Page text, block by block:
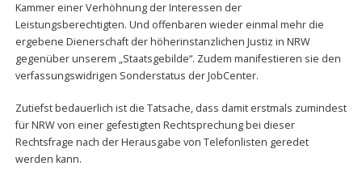
Kammer einer Verhöhnung der Interessen der
Leistungsberechtigten. Und offenbaren wieder einmal mehr die
ergebene Dienerschaft der höherinstanzlichen Justiz in NRW
gegenüber unserem „Staatsgebilde“. Zudem manifestieren sie den
verfassungswidrigen Sonderstatus der JobCenter.
Zutiefst bedauerlich ist die Tatsache, dass damit erstmals zumindest
für NRW von einer gefestigten Rechtsprechung bei dieser
Rechtsfrage nach der Herausgabe von Telefonlisten geredet
werden kann.